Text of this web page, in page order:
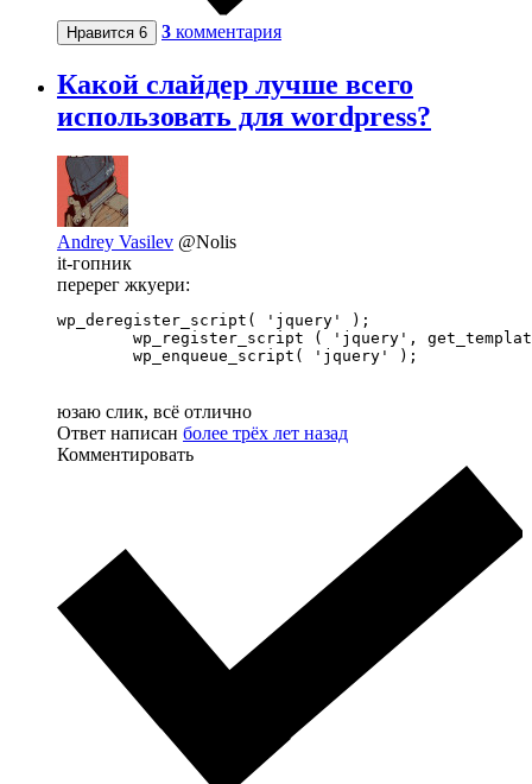
Нравится 6 3 комментария
Какой слайдер лучше всего
использовать для wordpress?
Andrey Vasilev @Nolis
it-гопник
перерег жкуери:
wp_deregister_script( 'jquery' );
	wp_enqueue_script( 'jquery' );
юзаю слик, всё отлично
Ответ написан более трёх лет назад
Комментировать